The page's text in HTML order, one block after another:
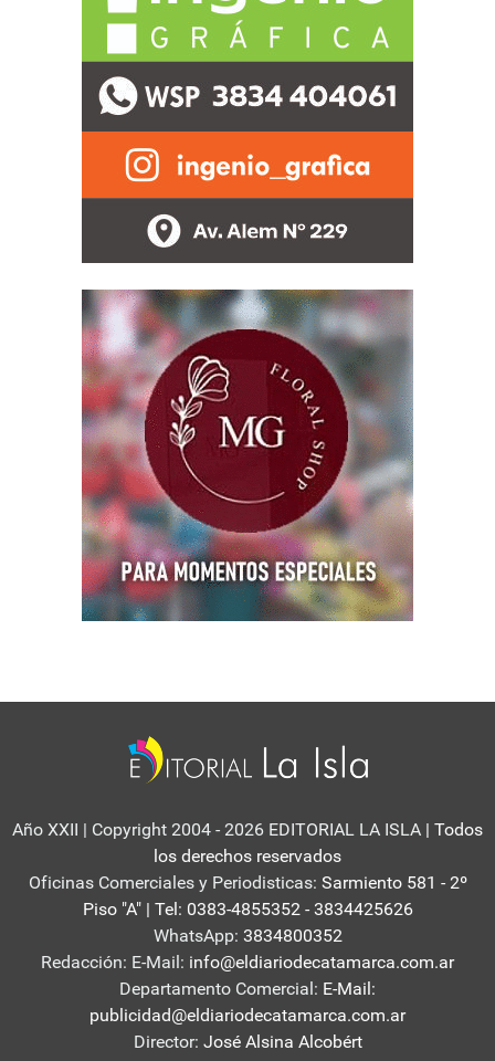
Año XXII | Copyright 2004 - 2026 EDITORIAL LA ISLA | Todos
los derechos reservados
Oficinas Comerciales y Periodisticas: Sarmiento 581 - 2º
Piso "A" | Tel: 0383-4855352 - 3834425626
WhatsApp: 3834800352
Redacción: E-Mail: info@eldiariodecatamarca.com.ar
Departamento Comercial: E-Mail:
publicidad@eldiariodecatamarca.com.ar
Director: José Alsina Alcobért